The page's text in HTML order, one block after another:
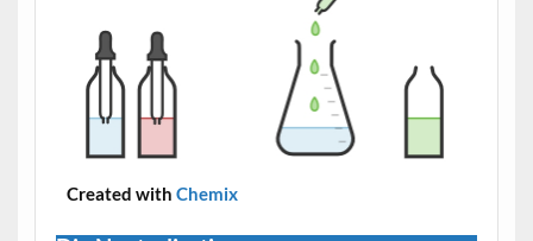
Created with Chemix